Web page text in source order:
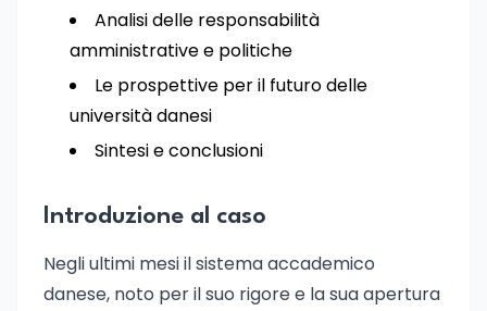
Analisi delle responsabilità
amministrative e politiche
Le prospettive per il futuro delle
università danesi
Sintesi e conclusioni
Introduzione al caso
Negli ultimi mesi il sistema accademico
danese, noto per il suo rigore e la sua apertura